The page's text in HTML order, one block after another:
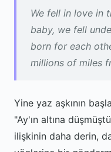
We fell in love in
baby, we fell
born for each
millions of miles
Yine yaz aşkının
"Ay'ın altına
ilişkinin daha derin,